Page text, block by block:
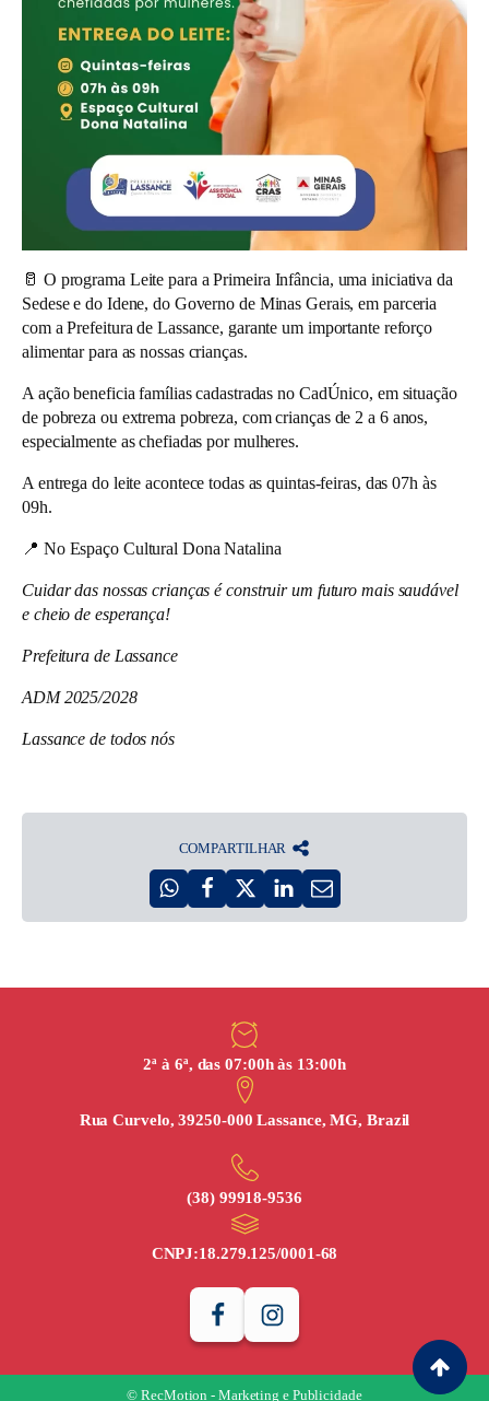
🥛 O programa Leite para a Primeira Infância, uma iniciativa da
Sedese e do Idene, do Governo de Minas Gerais, em parceria
com a Prefeitura de Lassance, garante um importante reforço
alimentar para as nossas crianças.
A ação beneficia famílias cadastradas no CadÚnico, em situação
de pobreza ou extrema pobreza, com crianças de 2 a 6 anos,
especialmente as chefiadas por mulheres.
A entrega do leite acontece todas as quintas-feiras, das 07h às
09h.
📍 No Espaço Cultural Dona Natalina
Cuidar das nossas crianças é construir um futuro mais saudável
e cheio de esperança!
Prefeitura de Lassance
ADM 2025/2028
Lassance de todos nós
COMPARTILHAR
2ª à 6ª, das 07:00h às 13:00h
Rua Curvelo, 39250-000 Lassance, MG, Brazil
(38) 99918‑9536
CNPJ:18.279.125/0001-68
© RecMotion - Marketing e Publicidade